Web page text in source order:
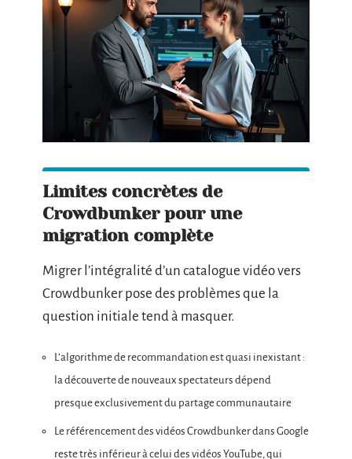
Limites concrètes de
Crowdbunker pour une
migration complète
Migrer l’intégralité d’un catalogue vidéo vers
Crowdbunker pose des problèmes que la
question initiale tend à masquer.
L’algorithme de recommandation est quasi inexistant :
la découverte de nouveaux spectateurs dépend
presque exclusivement du partage communautaire
Le référencement des vidéos Crowdbunker dans Google
reste très inférieur à celui des vidéos YouTube, qui